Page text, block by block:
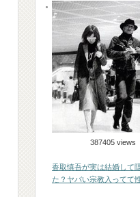
387405 views
香取慎吾が実は結婚して
た？ヤバい宗教入ってて